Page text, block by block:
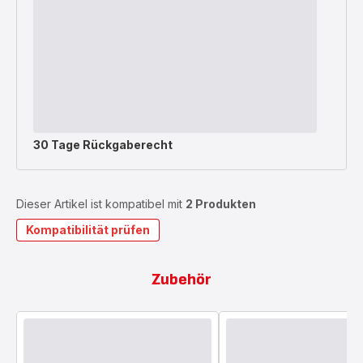
30 Tage Rückgaberecht
Dieser Artikel ist kompatibel mit 2 Produkten
Kompatibilität prüfen
Zubehör